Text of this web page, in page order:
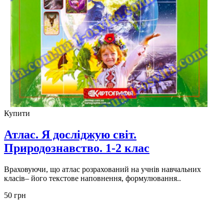
Купити
Атлас. Я досліджую світ.
Природознавство. 1-2 клас
Враховуючи, що атлас розрахований на учнів навчальних
класiв– його текстове наповнення, формулювання..
50 грн